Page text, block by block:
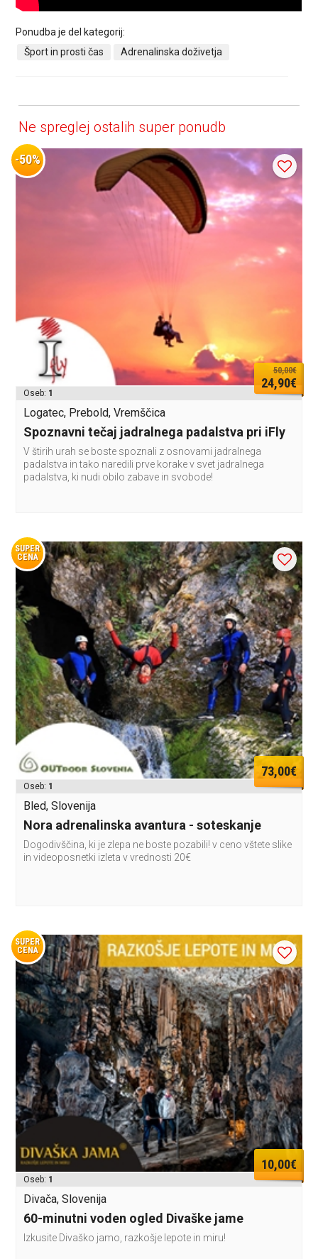
Ponudba je del kategorij:
Šport in prosti čas
Adrenalinska doživetja
Ne spreglej ostalih super ponudb
-50%
50,00€
24,90€
Oseb: 1
Logatec, Prebold, Vremščica
Spoznavni tečaj jadralnega padalstva pri iFly
V štirih urah se boste spoznali z osnovami jadralnega
padalstva in tako naredili prve korake v svet jadralnega
padalstva, ki nudi obilo zabave in svobode!
SUPER
CENA
73,00€
Oseb: 1
Bled, Slovenija
Nora adrenalinska avantura - soteskanje
Dogodivščina, ki je zlepa ne boste pozabili! v ceno vštete slike
in videoposnetki izleta v vrednosti 20€
SUPER
CENA
10,00€
Oseb: 1
Divača, Slovenija
60-minutni voden ogled Divaške jame
Izkusite Divaško jamo, razkošje lepote in miru!